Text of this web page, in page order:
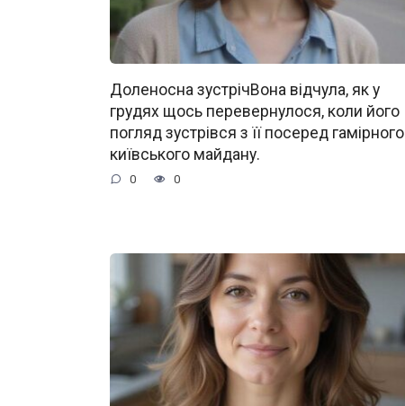
Доленосна зустрічВона відчула, як у
грудях щось перевернулося, коли його
погляд зустрівся з її посеред гамірного
київського майдану.
0 0